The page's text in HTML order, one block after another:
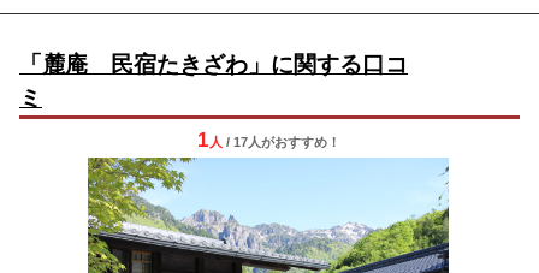
「麓庵 民宿たきざわ」に関する口コ
ミ
1 人 / 17人がおすすめ！